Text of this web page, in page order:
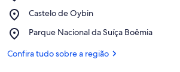
Natural
de
Castelo de Oybin
Place,
de
Parque Nacional da Suíça Boêmia
Place,
Nacional
Confira tudo sobre a região